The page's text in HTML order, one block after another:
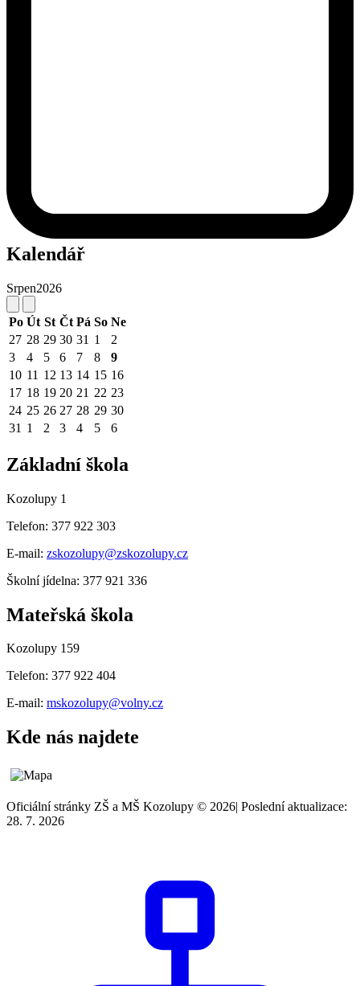
Kalendář
Srpen2026
Po Út St Čt Pá So Ne
27 28 29 30 31 1
2
3
4 5 6 7 8
9
10 11 12 13 14 15 16
17 18 19 20 21 22 23
24 25 26 27 28 29 30
31 1 2 3 4 5 6
Základní škola
Kozolupy 1
Telefon: 377 922 303
E-mail: zskozolupy@zskozolupy.cz
Školní jídelna: 377 921 336
Mateřská škola
Kozolupy 159
Telefon: 377 922 404
E-mail: mskozolupy@volny.cz
Kde nás najdete
Oficiální stránky ZŠ a MŠ Kozolupy © 2026| Poslední aktualizace:
28. 7. 2026